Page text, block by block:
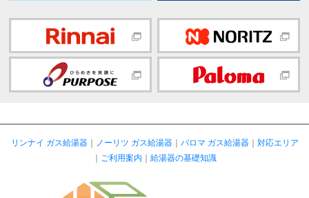
リンナイ ガス給湯器｜ ノーリツ ガス給湯器｜ パロマ ガス給湯器｜ 対応エリア
｜ ご利用案内 ｜ 給湯器の基礎知識